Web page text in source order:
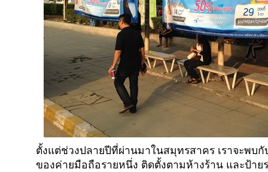
ตั้งแต่ช่วงปลายปีที่ผ่านมาในสมุทรสาคร เราจะพบ
ของค่ายมือถือรายหนึ่ง ติดตั้งตามห้างร้าน และป้าย